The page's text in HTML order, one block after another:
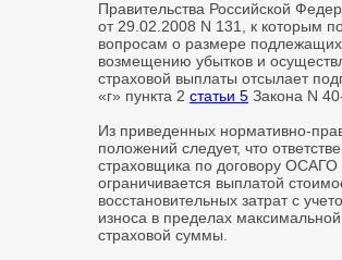
Правительства Российской
от 29.02.2008 N 131, к которым
вопросам о размере подлежащих
возмещению убытков и
страховой выплаты отсылает
«г» пункта 2 статьи 5 Закона N
Из приведенных нормативно-
положений следует, что
страховщика по договору ОСАГО
ограничивается выплатой
восстановительных затрат с
износа в пределах максимальной
страховой суммы.